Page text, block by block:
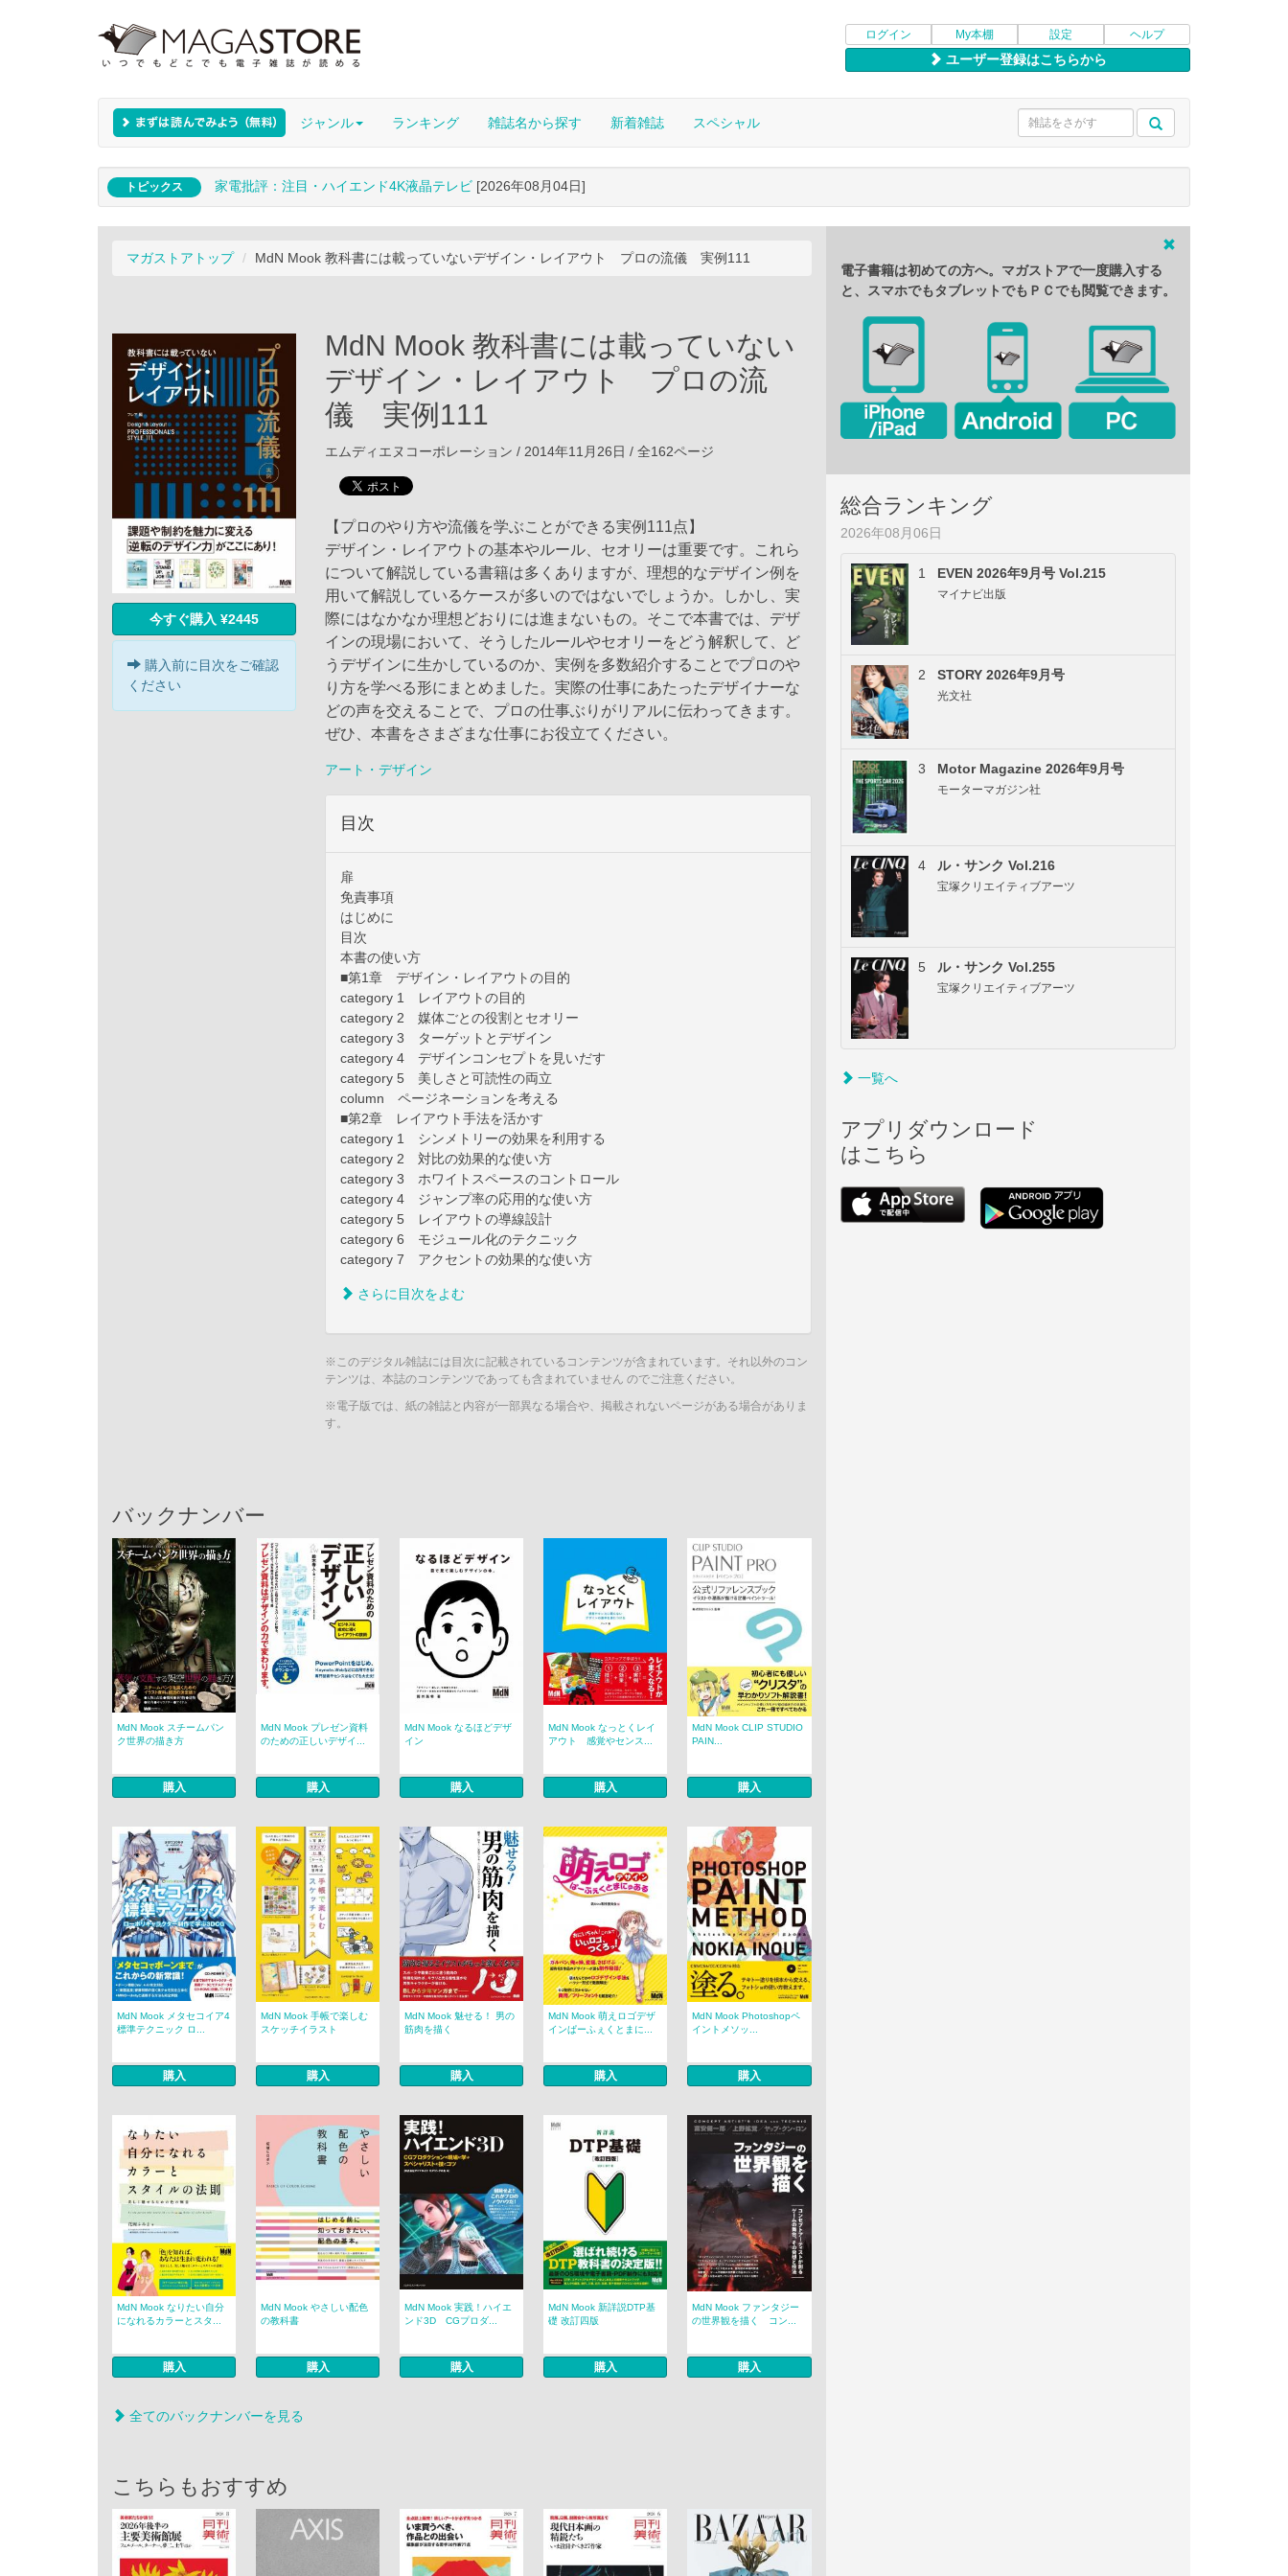
ログイン My本棚 設定 ヘルプ
ユーザー登録はこちらから
ジャンル ランキング 雑誌名から探す 新着雑誌 スペシャル
トピックス 家電批評：注目・ハイエンド4K液晶テレビ [2026年08月04日]
マガストアトップ MdN Mook 教科書には載っていないデザイン・レイアウト プロの流儀 実例111
今すぐ購入 ¥2445
購入前に目次をご確認
ください
MdN Mook 教科書には載っていない
デザイン・レイアウト プロの流
儀 実例111
エムディエヌコーポレーション / 2014年11月26日 / 全162ページ
【プロのやり方や流儀を学ぶことができる実例111点】
デザイン・レイアウトの基本やルール、セオリーは重要です。これら
について解説している書籍は多くありますが、理想的なデザイン例を
用いて解説しているケースが多いのではないでしょうか。しかし、実
際にはなかなか理想どおりには進まないもの。そこで本書では、デザ
インの現場において、そうしたルールやセオリーをどう解釈して、ど
うデザインに生かしているのか、実例を多数紹介することでプロのや
り方を学べる形にまとめました。実際の仕事にあたったデザイナーな
どの声を交えることで、プロの仕事ぶりがリアルに伝わってきます。
ぜひ、本書をさまざまな仕事にお役立てください。
アート・デザイン
目次
扉
免責事項
はじめに
目次
本書の使い方
■第1章 デザイン・レイアウトの目的
category 1 レイアウトの目的
category 2 媒体ごとの役割とセオリー
category 3 ターゲットとデザイン
category 4 デザインコンセプトを見いだす
category 5 美しさと可読性の両立
column ページネーションを考える
■第2章 レイアウト手法を活かす
category 1 シンメトリーの効果を利用する
category 2 対比の効果的な使い方
category 3 ホワイトスペースのコントロール
category 4 ジャンプ率の応用的な使い方
category 5 レイアウトの導線設計
category 6 モジュール化のテクニック
category 7 アクセントの効果的な使い方
さらに目次をよむ
※このデジタル雑誌には目次に記載されているコンテンツが含まれています。それ以外のコン
テンツは、本誌のコンテンツであっても含まれていません のでご注意ください。
※電子版では、紙の雑誌と内容が一部異なる場合や、掲載されないページがある場合がありま
す。
バックナンバー
MdN Mook スチームパン
ク世界の描き方
購入
MdN Mook プレゼン資料
のための正しいデザイ...
購入
MdN Mook なるほどデザ
イン
購入
MdN Mook なっとくレイ
アウト 感覚やセンス...
購入
MdN Mook CLIP STUDIO
PAIN...
購入
MdN Mook メタセコイア4
標準テクニック ロ...
購入
MdN Mook 手帳で楽しむ
スケッチイラスト
購入
MdN Mook 魅せる！ 男の
筋肉を描く
購入
MdN Mook 萌えロゴデザ
インぱーふぇくとまに...
購入
MdN Mook Photoshopペ
イントメソッ...
購入
MdN Mook なりたい自分
になれるカラーとスタ...
購入
MdN Mook やさしい配色
の教科書
購入
MdN Mook 実践！ハイエ
ンド3D CGプロダ...
購入
MdN Mook 新詳説DTP基
礎 改訂四版
購入
MdN Mook ファンタジー
の世界観を描く コン...
購入
全てのバックナンバーを見る
こちらもおすすめ
電子書籍は初めての方へ。マガストアで一度購入する
と、スマホでもタブレットでもＰＣでも閲覧できます。
総合ランキング
2026年08月06日
1 EVEN 2026年9月号 Vol.215
マイナビ出版
2 STORY 2026年9月号
光文社
3 Motor Magazine 2026年9月号
モーターマガジン社
4 ル・サンク Vol.216
宝塚クリエイティブアーツ
5 ル・サンク Vol.255
宝塚クリエイティブアーツ
一覧へ
アプリダウンロード
はこちら